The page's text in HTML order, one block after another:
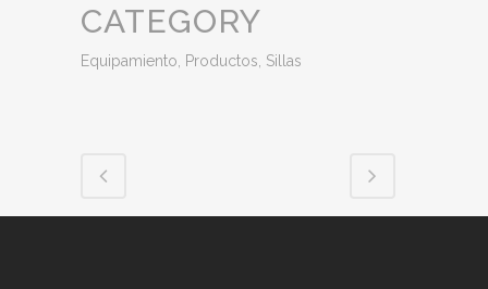
CATEGORY
Equipamiento, Productos, Sillas